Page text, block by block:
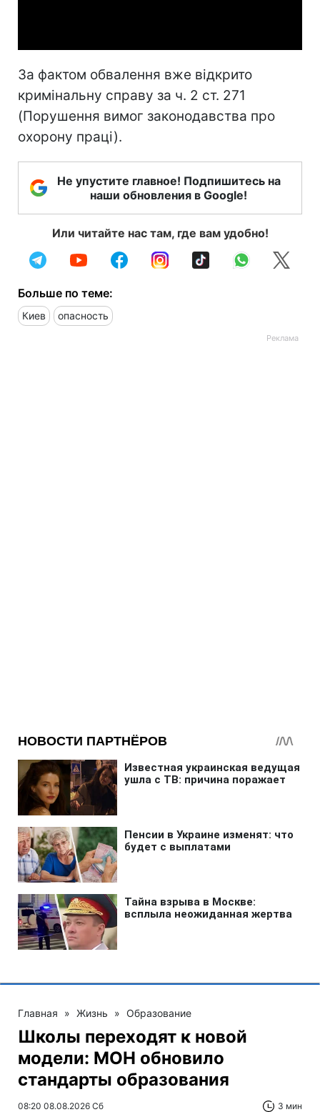
За фактом обвалення вже відкрито
кримінальну справу за ч. 2 ст. 271
(Порушення вимог законодавства про
охорону праці).
Не упустите главное! Подпишитесь на
наши обновления в Google!
Или читайте нас там, где вам удобно!
Больше по теме:
Киев опасность
Главная » Жизнь » Образование
Школы переходят к новой
модели: МОН обновило
стандарты образования
08:20 08.08.2026 Сб 3 мин